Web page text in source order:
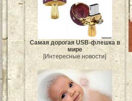
Самая дорогая USB-флешка в
мире
[Интересные новости]